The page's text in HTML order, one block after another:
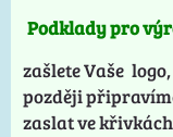
Podklady pro
zašlete Vaše
později
zaslat ve